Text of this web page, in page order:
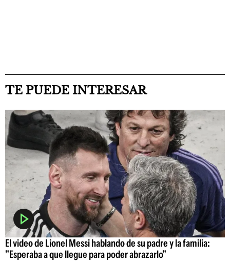
TE PUEDE INTERESAR
El video de Lionel Messi hablando de su padre y la familia:
"Esperaba a que llegue para poder abrazarlo"